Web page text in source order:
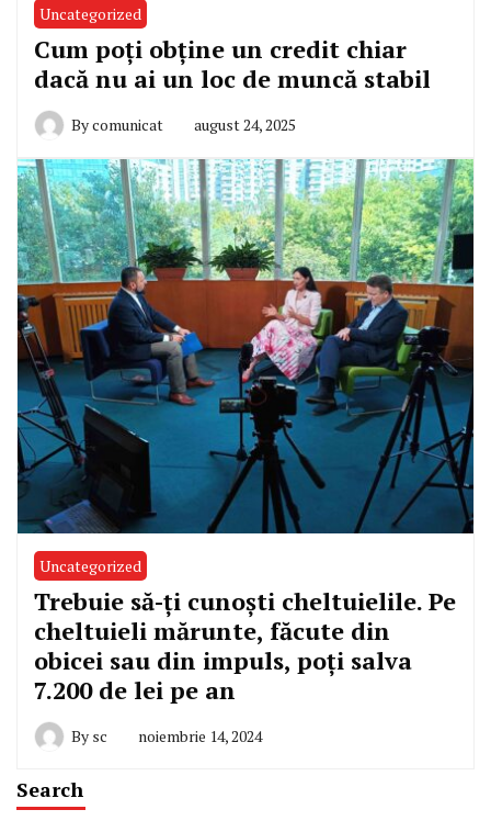
Uncategorized
Cum poți obține un credit chiar
dacă nu ai un loc de muncă stabil
Bycomunicat august 24, 2025
Uncategorized
Trebuie să-ți cunoști cheltuielile. Pe
cheltuieli mărunte, făcute din
obicei sau din impuls, poți salva
7.200 de lei pe an
By sc noiembrie 14, 2024
Search